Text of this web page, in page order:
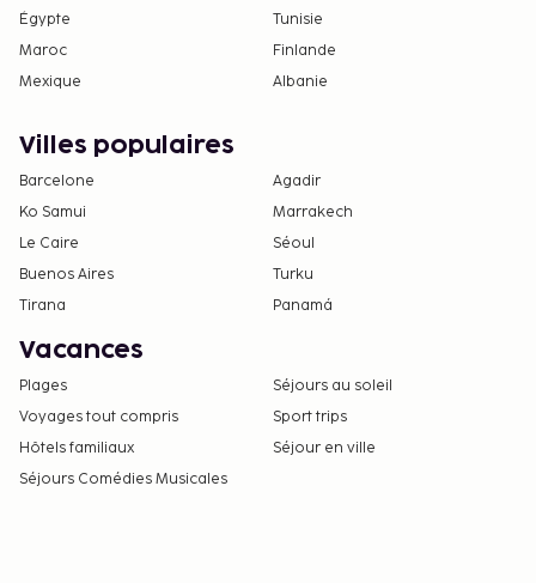
Égypte
Tunisie
Maroc
Finlande
Mexique
Albanie
Villes populaires
Barcelone
Agadir
Ko Samui
Marrakech
Le Caire
Séoul
Buenos Aires
Turku
Tirana
Panamá
Vacances
Plages
Séjours au soleil
Voyages tout compris
Sport trips
Hôtels familiaux
Séjour en ville
Séjours Comédies Musicales